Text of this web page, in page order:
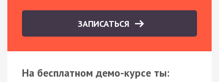
ЗАПИСАТЬСЯ
На бесплатном демо-курсе ты: